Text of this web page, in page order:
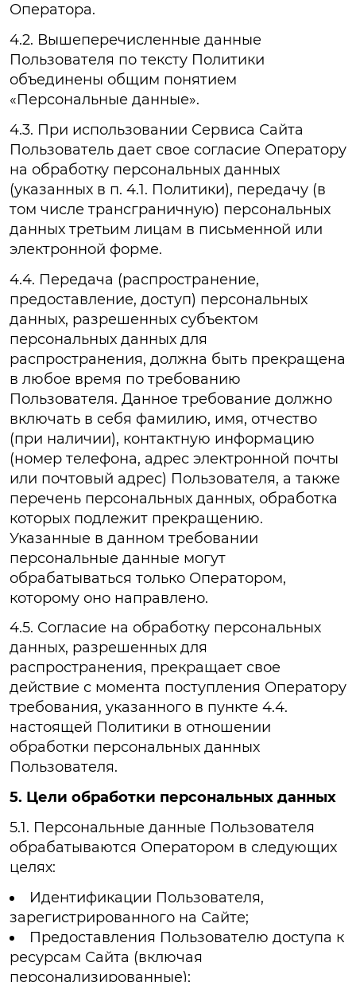
Оператора.
4.2. Вышеперечисленные данные
Пользователя по тексту Политики
объединены общим понятием
«Персональные данные».
4.3. При использовании Сервиса Сайта
Пользователь дает свое согласие Оператору
на обработку персональных данных
(указанных в п. 4.1. Политики), передачу (в
том числе трансграничную) персональных
данных третьим лицам в письменной или
электронной форме.
4.4. Передача (распространение,
предоставление, доступ) персональных
данных, разрешенных субъектом
персональных данных для
распространения, должна быть прекращена
в любое время по требованию
Пользователя. Данное требование должно
включать в себя фамилию, имя, отчество
(при наличии), контактную информацию
(номер телефона, адрес электронной почты
или почтовый адрес) Пользователя, а также
перечень персональных данных, обработка
которых подлежит прекращению.
Указанные в данном требовании
персональные данные могут
обрабатываться только Оператором,
которому оно направлено.
4.5. Согласие на обработку персональных
данных, разрешенных для
распространения, прекращает свое
действие с момента поступления Оператору
требования, указанного в пункте 4.4.
настоящей Политики в отношении
обработки персональных данных
Пользователя.
5. Цели обработки персональных данных
5.1. Персональные данные Пользователя
обрабатываются Оператором в следующих
целях:
Идентификации Пользователя,
зарегистрированного на Сайте;
Предоставления Пользователю доступа к
ресурсам Сайта (включая
персонализированные);